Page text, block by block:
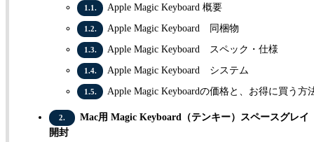
1.1. Apple Magic Keyboard 概要
1.2. Apple Magic Keyboard 同梱物
1.3. Apple Magic Keyboard スペック・仕様
1.4. Apple Magic Keyboard システム
1.5. Apple Magic Keyboardの価格と、お得に買う方
2.
Mac用 Magic Keyboard（テンキー）スペースグレ
開封